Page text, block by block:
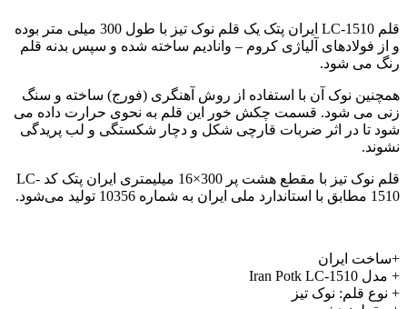
قلم LC-1510 ایران پتک یک قلم نوک تیز با طول 300 میلی متر بوده
و از فولادهای آلیاژی کروم – وانادیم ساخته شده و سپس بدنه قلم‌
رنگ می شود.
همچنین نوک آن با استفاده از روش آهنگری (فورج) ساخته و سنگ
زنی می شود. قسمت چکش خور این قلم به نحوی حرارت داده می
شود تا در اثر ضربات قارچی شکل و دچار شکستگی و لب پریدگی
نشوند.
قلم نوک تیز با مقطع هشت پر 300×16 میلیمتری ایران پتک کد LC-
1510 مطابق با استاندارد ملی ایران به شماره 10356 تولید می‌شود.
+ساخت ایران
+ مدل Iran Potk LC-1510
+ نوع قلم: نوک تیز